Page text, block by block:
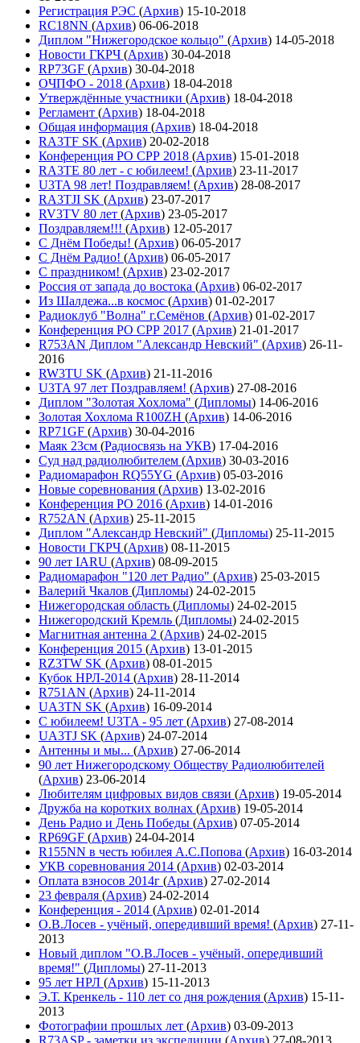
Регистрация РЭС (Архив) 15-10-2018
RC18NN (Архив) 06-06-2018
Диплом "Нижегородское кольцо" (Архив) 14-05-2018
Новости ГКРЧ (Архив) 30-04-2018
RP73GF (Архив) 30-04-2018
ОЧПФО - 2018 (Архив) 18-04-2018
Утверждённые участники (Архив) 18-04-2018
Регламент (Архив) 18-04-2018
Общая информация (Архив) 18-04-2018
RA3TF SK (Архив) 20-02-2018
Конференция РО СРР 2018 (Архив) 15-01-2018
RA3TE 80 лет - с юбилеем! (Архив) 23-11-2017
U3TA 98 лет! Поздравляем! (Архив) 28-08-2017
RA3TJI SK (Архив) 23-07-2017
RV3TV 80 лет (Архив) 23-05-2017
Поздравляем!!! (Архив) 12-05-2017
С Днём Победы! (Архив) 06-05-2017
С Днём Радио! (Архив) 06-05-2017
С праздником! (Архив) 23-02-2017
Россия от запада до востока (Архив) 06-02-2017
Из Шалдежа...в космос (Архив) 01-02-2017
Радиоклуб "Волна" г.Семёнов (Архив) 01-02-2017
Конференция РО СРР 2017 (Архив) 21-01-2017
R753AN Диплом "Александр Невский" (Архив) 26-11-
2016
RW3TU SK (Архив) 21-11-2016
U3TA 97 лет Поздравляем! (Архив) 27-08-2016
Диплом "Золотая Хохлома" (Дипломы) 14-06-2016
Золотая Хохлома R100ZH (Архив) 14-06-2016
RP71GF (Архив) 30-04-2016
Маяк 23см (Радиосвязь на УКВ) 17-04-2016
Суд над радиолюбителем (Архив) 30-03-2016
Радиомарафон RQ55YG (Архив) 05-03-2016
Новые соревнования (Архив) 13-02-2016
Конференция РО 2016 (Архив) 14-01-2016
R752AN (Архив) 25-11-2015
Диплом "Александр Невский" (Дипломы) 25-11-2015
Новости ГКРЧ (Архив) 08-11-2015
90 лет IARU (Архив) 08-09-2015
Радиомарафон "120 лет Радио" (Архив) 25-03-2015
Валерий Чкалов (Дипломы) 24-02-2015
Нижегородская область (Дипломы) 24-02-2015
Нижегородский Кремль (Дипломы) 24-02-2015
Магнитная антенна 2 (Архив) 24-02-2015
Конференция 2015 (Архив) 13-01-2015
RZ3TW SK (Архив) 08-01-2015
Кубок НРЛ-2014 (Архив) 28-11-2014
R751AN (Архив) 24-11-2014
UA3TN SK (Архив) 16-09-2014
С юбилеем! U3TA - 95 лет (Архив) 27-08-2014
UA3TJ SK (Архив) 24-07-2014
Антенны и мы... (Архив) 27-06-2014
90 лет Нижегородскому Обществу Радиолюбителей
(Архив) 23-06-2014
Любителям цифровых видов связи (Архив) 19-05-2014
Дружба на коротких волнах (Архив) 19-05-2014
День Радио и День Победы (Архив) 07-05-2014
RP69GF (Архив) 24-04-2014
R155NN в честь юбилея А.С.Попова (Архив) 16-03-2014
УКВ соревнования 2014 (Архив) 02-03-2014
Оплата взносов 2014г (Архив) 27-02-2014
23 февраля (Архив) 24-02-2014
Конференция - 2014 (Архив) 02-01-2014
О.В.Лосев - учёный, опередивший время! (Архив) 27-11-
2013
Новый диплом "О.В.Лосев - учёный, опередивший
время!" (Дипломы) 27-11-2013
95 лет НРЛ (Архив) 15-11-2013
Э.Т. Кренкель - 110 лет со дня рождения (Архив) 15-11-
2013
Фотографии прошлых лет (Архив) 03-09-2013
R73ASP - заметки из экспедиции (Архив) 27-08-2013